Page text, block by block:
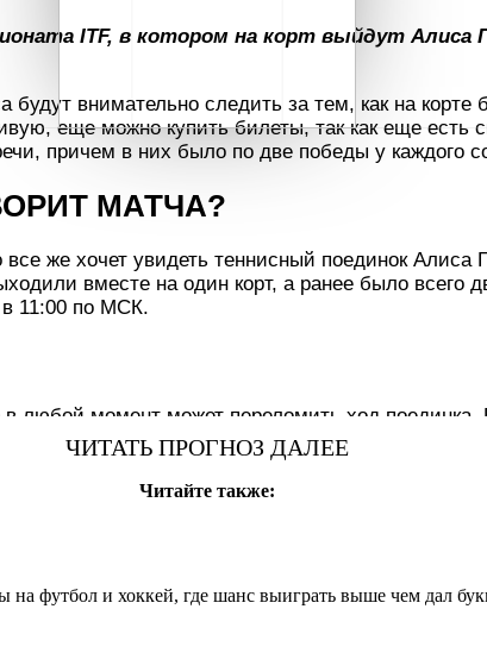
ITF, в котором на корт выйдут
внимательно следить за тем, как на
еще можно купить билеты, так как еще
причем в них было по две победы у каждого
МАТЧА?
все же хочет увидеть теннисный поединок
вместе на один корт, а ранее было всего
в 11:00 по МСК.
в любой момент может переломить ход
но все же произошла сенсация, так как
что еще не получилось выйти на пик формы.
стилю оппонента. Этот турнир намного
ЧИТАТЬ ПРОГНОЗ ДАЛЕЕ
Читайте также:
футбол и хоккей, где шанс выиграть выше чем дал